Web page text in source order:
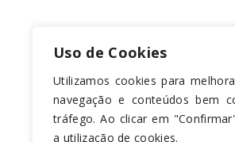
Uso de Cookies
Utilizamos cookies para
navegação e conteúdos bem
tráfego. Ao clicar em
a utilização de cookies.